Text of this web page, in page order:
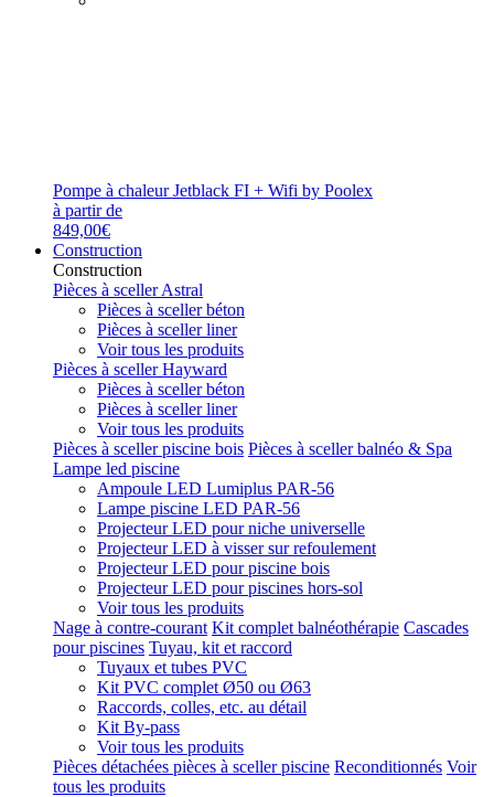
Pompe à chaleur Jetblack FI + Wifi by Poolex
à partir de
849,00€
Construction
Construction
Pièces à sceller Astral
Pièces à sceller béton
Pièces à sceller liner
Voir tous les produits
Pièces à sceller Hayward
Pièces à sceller béton
Pièces à sceller liner
Voir tous les produits
Pièces à sceller piscine bois Pièces à sceller balnéo & Spa
Lampe led piscine
Ampoule LED Lumiplus PAR-56
Lampe piscine LED PAR-56
Projecteur LED pour niche universelle
Projecteur LED à visser sur refoulement
Projecteur LED pour piscine bois
Projecteur LED pour piscines hors-sol
Voir tous les produits
Nage à contre-courant Kit complet balnéothérapie Cascades
pour piscines Tuyau, kit et raccord
Tuyaux et tubes PVC
Kit PVC complet Ø50 ou Ø63
Raccords, colles, etc. au détail
Kit By-pass
Voir tous les produits
Pièces détachées pièces à sceller piscine Reconditionnés Voir
tous les produits